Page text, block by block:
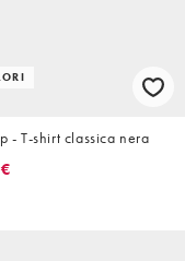
- T-shirt classica nera